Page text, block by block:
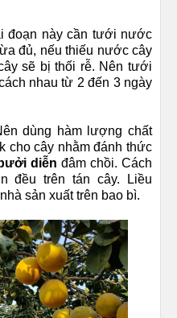
đoạn này cần tưới nước
đủ, nếu thiếu nước cây
sẽ bị thối rễ. Nên tưới
nhau từ 2 đến 3 ngày
dùng hàm lượng chất
cho cây nhằm đánh thức
diễn đâm chồi. Cách
đều trên tán cây. Liều
sản xuất trên bao bì.